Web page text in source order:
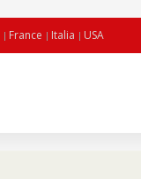
France Italia USA